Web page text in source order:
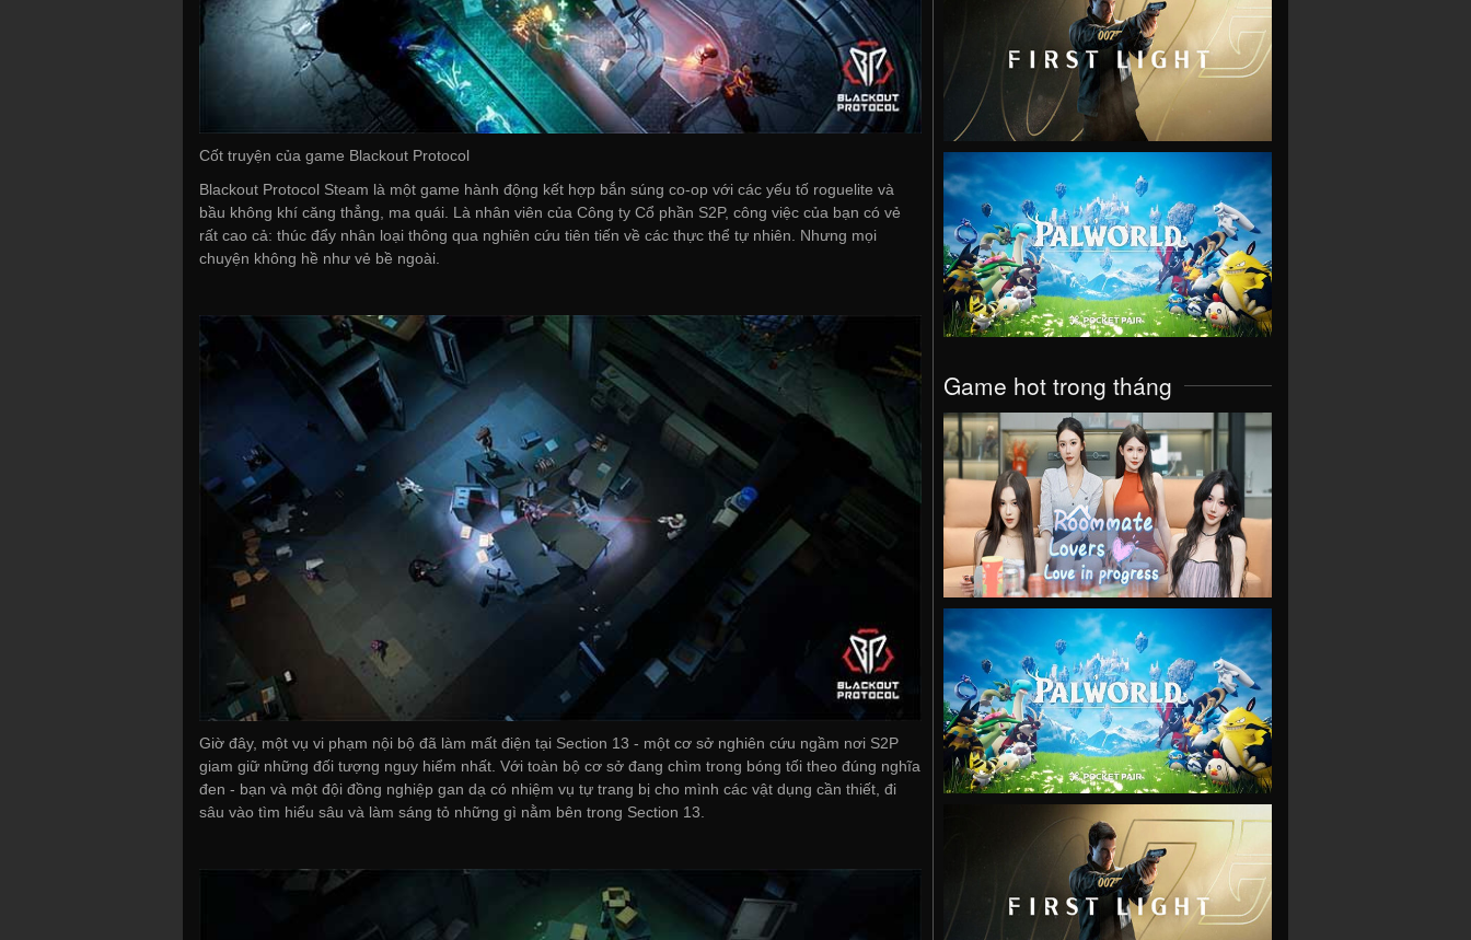
Cốt truyện của game Blackout Protocol
Blackout Protocol Steam là một game hành động kết hợp bắn súng co-op với các yếu tố roguelite và
bầu không khí căng thẳng, ma quái. Là nhân viên của Công ty Cổ phần S2P, công việc của bạn có vẻ
rất cao cả: thúc đẩy nhân loại thông qua nghiên cứu tiên tiến về các thực thể tự nhiên. Nhưng mọi
chuyện không hề như vẻ bề ngoài.
Giờ đây, một vụ vi phạm nội bộ đã làm mất điện tại Section 13 - một cơ sở nghiên cứu ngầm nơi S2P
giam giữ những đối tượng nguy hiểm nhất. Với toàn bộ cơ sở đang chìm trong bóng tối theo đúng nghĩa
đen - bạn và một đội đồng nghiệp gan dạ có nhiệm vụ tự trang bị cho mình các vật dụng cần thiết, đi
sâu vào tìm hiểu sâu và làm sáng tỏ những gì nằm bên trong Section 13.
VIEW
VIEW
Game hot trong tháng
VIEW
VIEW
VIEW